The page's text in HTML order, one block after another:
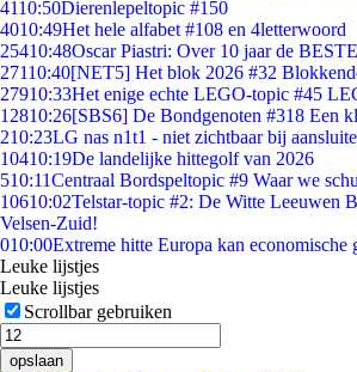
4110:50Dierenlepeltopic #150
4010:49Het hele alfabet #108 en 4letterwoord
25410:48Oscar Piastri: Over 10 jaar de
27110:40[NET5] Het blok 2026 #32
27910:33Het enige echte LEGO-topic #45
12810:26[SBS6] De Bondgenoten #318 Een
210:23LG nas n1t1 - niet zichtbaar bij
10410:19De landelijke hittegolf van 2026
510:11Centraal Bordspeltopic #9 Waar we
10610:02Telstar-topic #2: De Witte Leeuwen
Velsen-Zuid!
010:00Extreme hitte Europa kan economische
Leuke lijstjes
Leuke lijstjes
Scrollbar gebruiken
opslaan